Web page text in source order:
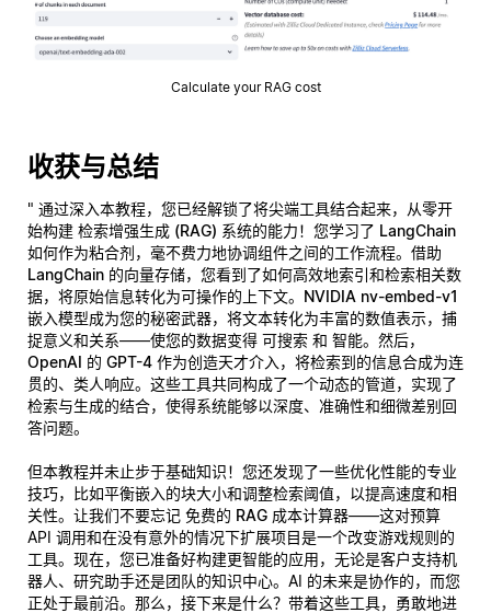
Calculate your RAG cost
收获与总结
" 通过深入本教程，您已经解锁了将尖端工具结合起来，从零开
始构建 检索增强生成 (RAG) 系统的能力！您学习了 LangChain
如何作为粘合剂，毫不费力地协调组件之间的工作流程。借助
LangChain 的向量存储，您看到了如何高效地索引和检索相关数
据，将原始信息转化为可操作的上下文。 NVIDIA nv-embed-v1
嵌入模型成为您的秘密武器，将文本转化为丰富的数值表示，捕
捉意义和关系——使您的数据变得 可搜索 和 智能。然后，
OpenAI 的 GPT-4 作为创造天才介入，将检索到的信息合成为连
贯的、类人响应。这些工具共同构成了一个动态的管道，实现了
检索与生成的结合，使得系统能够以深度、准确性和细微差别回
答问题。
但本教程并未止步于基础知识！您还发现了一些优化性能的专业
技巧，比如平衡嵌入的块大小和调整检索阈值，以提高速度和相
关性。让我们不要忘记 免费的 RAG 成本计算器——这对预算
API 调用和在没有意外的情况下扩展项目是一个改变游戏规则的
工具。现在，您已准备好构建更智能的应用，无论是客户支持机
器人、研究助手还是团队的知识中心。AI 的未来是协作的，而您
正处于最前沿。那么，接下来是什么？带着这些工具，勇敢地进